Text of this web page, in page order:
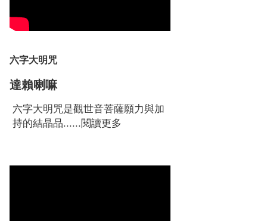
六字大明咒
達賴喇嘛
六字大明咒是觀世音菩薩願力與加
持的結晶品......閱讀更多